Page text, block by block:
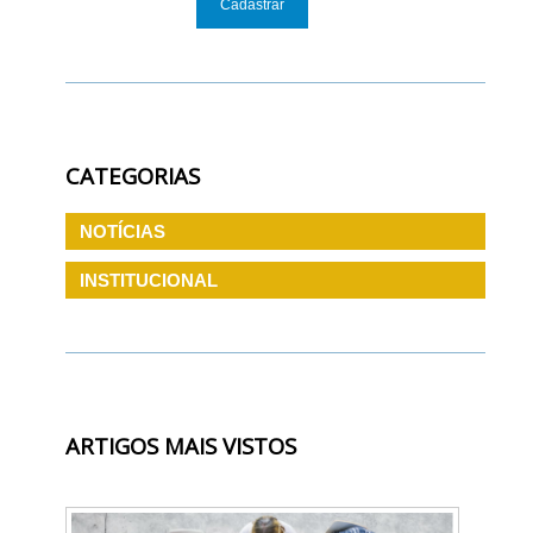
CATEGORIAS
NOTÍCIAS
INSTITUCIONAL
ARTIGOS MAIS VISTOS